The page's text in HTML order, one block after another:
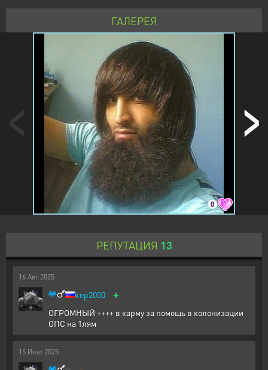
ГАЛЕРЕЯ
0
РЕПУТАЦИЯ 13
16 Авг 2025
kep2000 +
ОГРОМНЫЙ ++++ в карму за помощь в колонизации
ОПС на 1лям
15 Июл 2025